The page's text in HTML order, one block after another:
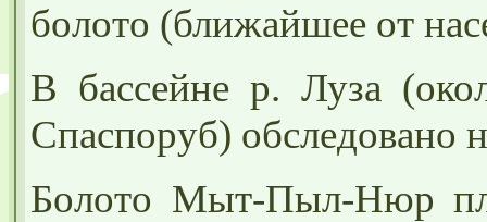
болото (ближайшее от
В бассейне р. Луза
Спаспоруб) обследовано
Болото Мыт-Пыл-Нюр